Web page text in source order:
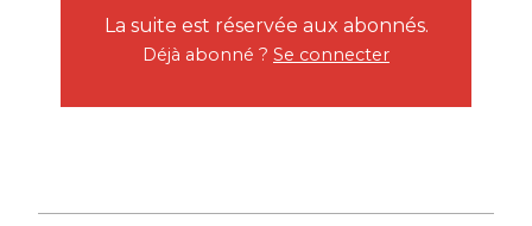
La suite est réservée aux abonnés.
Déjà abonné ? Se connecter